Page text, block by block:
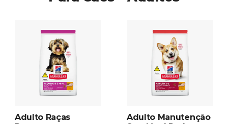
Adulto Raças
Adulto Manutenção